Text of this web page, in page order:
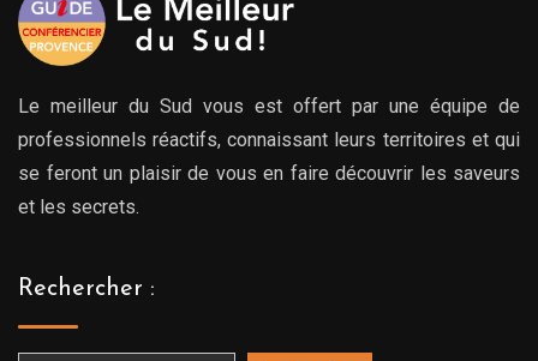
Le meilleur du Sud vous est offert par une équipe de
professionnels réactifs, connaissant leurs territoires et qui
se feront un plaisir de vous en faire découvrir les saveurs
et les secrets.
Rechercher :